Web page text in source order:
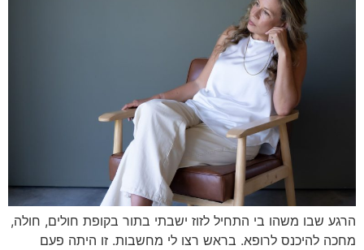
הרגע שבו משהו בי התחיל לזוז ישבתי בתור בקופת חולים, חולה,
מחכה להיכנס לרופא. בראש רצו לי מחשבות. זו היתה פעם